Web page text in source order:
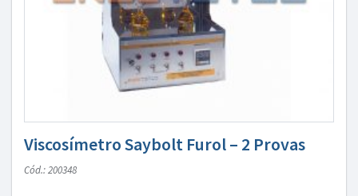
Viscosímetro Saybolt Furol – 2 Provas
Cód.: 200348